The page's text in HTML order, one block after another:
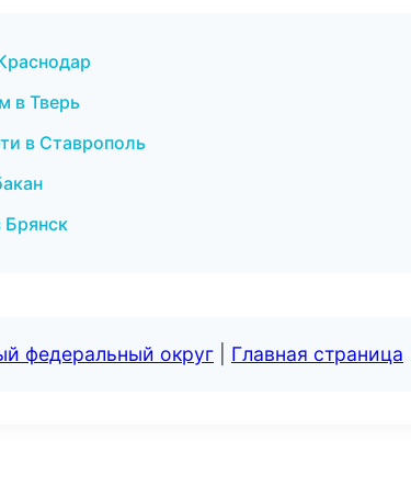
в Тверь
в Ставрополь
Брянск
федеральный округ Главная страница